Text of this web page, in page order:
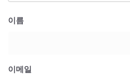
이름
이메일